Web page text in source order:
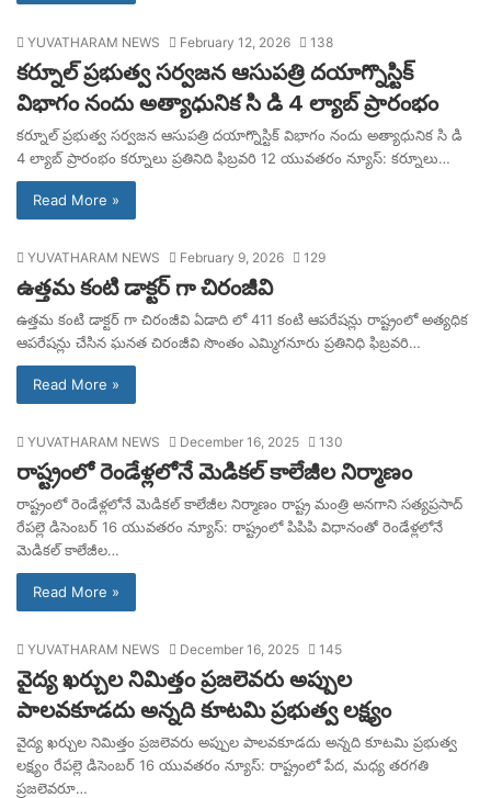
YUVATHARAM NEWS February 12, 2026 138
కర్నూల్ ప్రభుత్వ సర్వజన ఆసుపత్రి దయాగ్నొస్టిక్
విభాగం నందు అత్యాధునిక సి డి 4 ల్యాబ్ ప్రారంభం
కర్నూల్ ప్రభుత్వ సర్వజన ఆసుపత్రి దయాగ్నొస్టిక్ విభాగం నందు అత్యాధునిక సి డి
4 ల్యాబ్ ప్రారంభం కర్నూలు ప్రతినిది ఫిబ్రవరి 12 యువతరం న్యూస్: కర్నూలు…
Read More »
YUVATHARAM NEWS February 9, 2026 129
ఉత్తమ కంటి డాక్టర్ గా చిరంజీవి
ఉత్తమ కంటి డాక్టర్ గా చిరంజీవి ఏడాది లో 411 కంటి ఆపరేషన్లు రాష్ట్రంలో అత్యధిక
ఆపరేషన్లు చేసిన ఘనత చిరంజీవి సొంతం ఎమ్మిగనూరు ప్రతినిధి ఫిబ్రవరి…
Read More »
YUVATHARAM NEWS December 16, 2025 130
రాష్ట్రంలో రెండేళ్లలోనే మెడికల్ కాలేజీల నిర్మాణం
రాష్ట్రంలో రెండేళ్లలోనే మెడికల్ కాలేజీల నిర్మాణం రాష్ట్ర మంత్రి అనగాని సత్యప్రసాద్
రేపల్లె డిసెంబర్ 16 యువతరం న్యూస్: రాష్ట్రంలో పిపిపి విధానంతో రెండేళ్లలోనే
మెడికల్ కాలేజీల…
Read More »
YUVATHARAM NEWS December 16, 2025 145
వైద్య ఖర్చుల నిమిత్తం ప్రజలెవరు అప్పుల
పాలవకూడదు అన్నది కూటమి ప్రభుత్వ లక్ష్యం
వైద్య ఖర్చుల నిమిత్తం ప్రజలెవరు అప్పుల పాలవకూడదు అన్నది కూటమి ప్రభుత్వ
లక్ష్యం రేపల్లె డిసెంబర్ 16 యువతరం న్యూస్: రాష్ట్రంలో పేద, మధ్య తరగతి
ప్రజలెవరూ…